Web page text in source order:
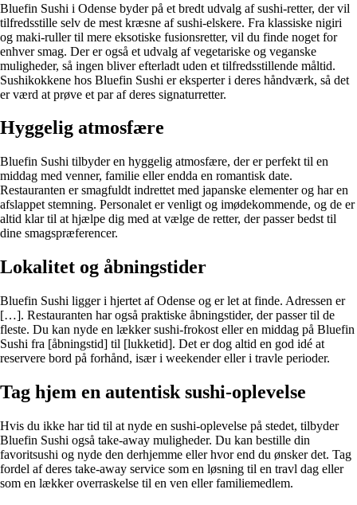
Bluefin Sushi i Odense byder på et bredt udvalg af sushi-retter, der vil
tilfredsstille selv de mest kræsne af sushi-elskere. Fra klassiske nigiri
og maki-ruller til mere eksotiske fusionsretter, vil du finde noget for
enhver smag. Der er også et udvalg af vegetariske og veganske
muligheder, så ingen bliver efterladt uden et tilfredsstillende måltid.
Sushikokkene hos Bluefin Sushi er eksperter i deres håndværk, så det
er værd at prøve et par af deres signaturretter.
Hyggelig atmosfære
Bluefin Sushi tilbyder en hyggelig atmosfære, der er perfekt til en
middag med venner, familie eller endda en romantisk date.
Restauranten er smagfuldt indrettet med japanske elementer og har en
afslappet stemning. Personalet er venligt og imødekommende, og de er
altid klar til at hjælpe dig med at vælge de retter, der passer bedst til
dine smagspræferencer.
Lokalitet og åbningstider
Bluefin Sushi ligger i hjertet af Odense og er let at finde. Adressen er
[…]. Restauranten har også praktiske åbningstider, der passer til de
fleste. Du kan nyde en lækker sushi-frokost eller en middag på Bluefin
Sushi fra [åbningstid] til [lukketid]. Det er dog altid en god idé at
reservere bord på forhånd, især i weekender eller i travle perioder.
Tag hjem en autentisk sushi-oplevelse
Hvis du ikke har tid til at nyde en sushi-oplevelse på stedet, tilbyder
Bluefin Sushi også take-away muligheder. Du kan bestille din
favoritsushi og nyde den derhjemme eller hvor end du ønsker det. Tag
fordel af deres take-away service som en løsning til en travl dag eller
som en lækker overraskelse til en ven eller familiemedlem.